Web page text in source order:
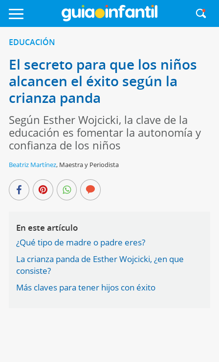
EDUCACIÓN
El secreto para que los niños
alcancen el éxito según la
crianza panda
Según Esther Wojcicki, la clave de la
educación es fomentar la autonomía y
confianza de los niños
Beatriz Martínez, Maestra y Periodista
En este artículo
¿Qué tipo de madre o padre eres?
La crianza panda de Esther Wojcicki, ¿en que
consiste?
Más claves para tener hijos con éxito